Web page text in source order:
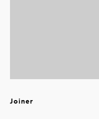
Joiner